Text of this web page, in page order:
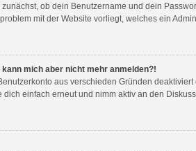
ob dein Benutzername und dein
mit der Website vorliegt, welches ein
mich aber nicht mehr anmelden?!
aus verschieden Gründen
einfach erneut und nimm aktiv an den